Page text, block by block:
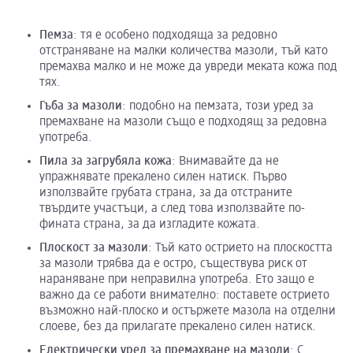
Пемза: тя е особено подходяща за редовно
отстраняване на малки количества мазоли, тъй като
премахва малко и не може да увреди меката кожа под
тях.
Гъба за мазоли: подобно на пемзата, този уред за
премахване на мазоли също е подходящ за редовна
употреба.
Пила за загрубяла кожа: Внимавайте да не
упражнявате прекалено силен натиск. Първо
използвайте грубата страна, за да отстраните
твърдите участъци, а след това използвайте по-
фината страна, за да изгладите кожата.
Плоскост за мазоли: Тъй като острието на плоскостта
за мазоли трябва да е остро, съществува риск от
нараняване при неправилна употреба. Ето защо е
важно да се работи внимателно: поставете острието
възможно най-плоско и остържете мазола на отделни
слоеве, без да прилагате прекалено силен натиск.